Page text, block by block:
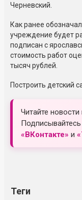
Черневский.
Как ранее
учреждение будет
подписан с
стоимость работ
тысяч рублей.
Построить детский
Читайте
«ВКонтакте» и
Теги